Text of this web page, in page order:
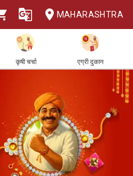
MAHARASHTRA
कृषी चर्चा एग्री दुकान